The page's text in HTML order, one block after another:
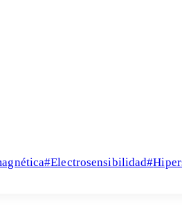
#Electrosensibilidad#